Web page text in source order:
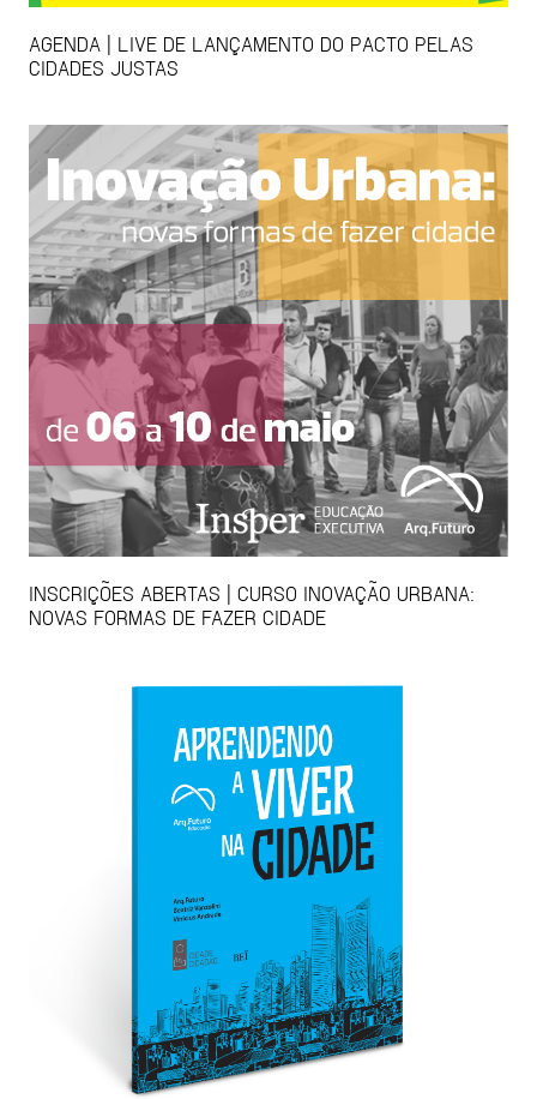
AGENDA | LIVE DE LANÇAMENTO DO PACTO PELAS
CIDADES JUSTAS
INSCRIÇÕES ABERTAS | CURSO INOVAÇÃO URBANA:
NOVAS FORMAS DE FAZER CIDADE